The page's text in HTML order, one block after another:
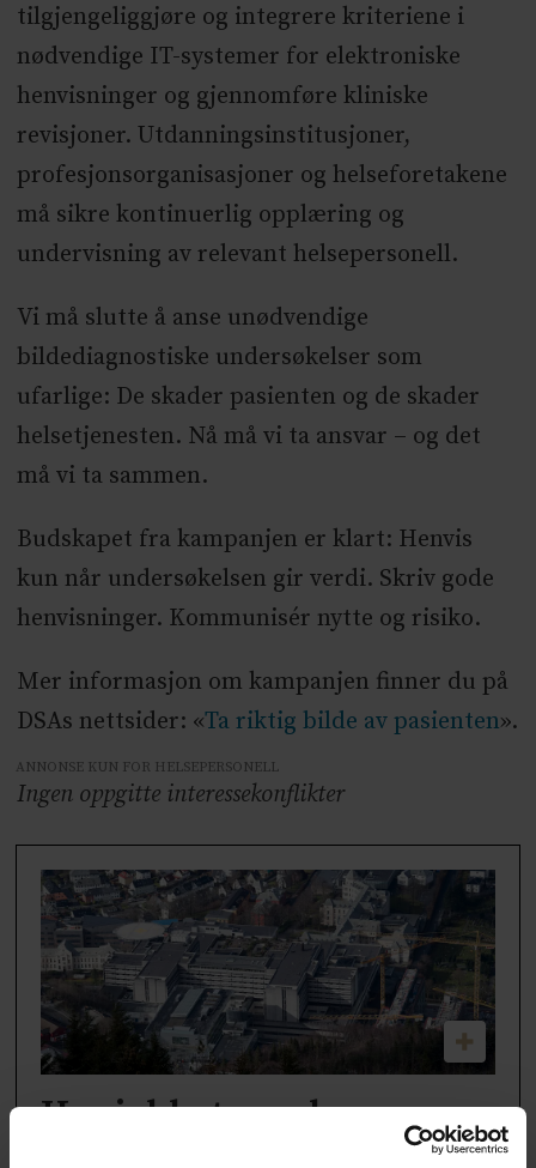
tilgjengeliggjøre og integrere kriteriene i
nødvendige IT-systemer for elektroniske
henvisninger og gjennomføre kliniske
revisjoner. Utdanningsinstitusjoner,
profesjonsorganisasjoner og helseforetakene
må sikre kontinuerlig opplæring og
undervisning av relevant helsepersonell.
Vi må slutte å anse unødvendige
bildediagnostiske undersøkelser som
ufarlige: De skader pasienten og de skader
helsetjenesten. Nå må vi ta ansvar – og det
må vi ta sammen.
Budskapet fra kampanjen er klart: Henvis
kun når undersøkelsen gir verdi. Skriv gode
henvisninger. Kommunisér nytte og risiko.
Mer informasjon om kampanjen finner du på
DSAs nettsider: «Ta riktig bilde av pasienten».
ANNONSE KUN FOR HELSEPERSONELL
Ingen oppgitte interessekonflikter
Her jobbet overlegene